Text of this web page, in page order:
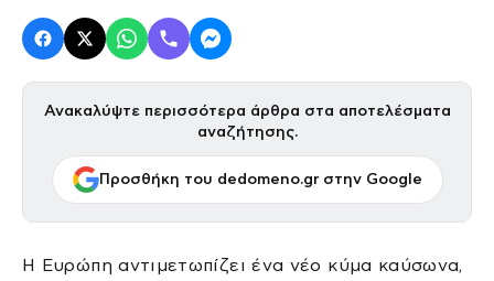
Ανακαλύψτε περισσότερα άρθρα στα αποτελέσματα
αναζήτησης.
Προσθήκη του dedomeno.gr στην Google
Η Ευρώπη αντιμετωπίζει ένα νέο κύμα καύσωνα,